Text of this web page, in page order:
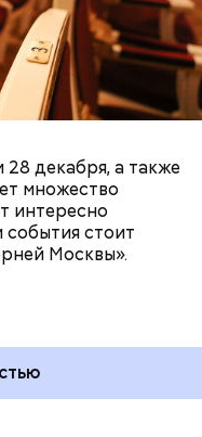
декабря, а также
множество
интересно
события стоит
Москвы».
Москвы читайте
экономической
и MAX.